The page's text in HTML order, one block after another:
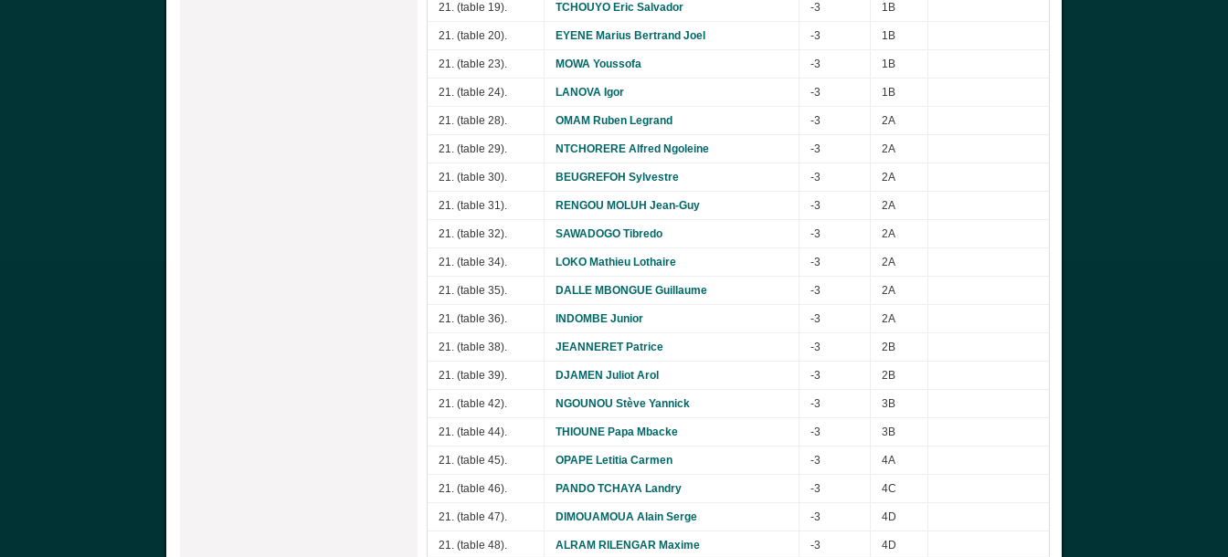
21. (table 19). TCHOUYO Eric Salvador -3 1B
21. (table 20). EYENE Marius Bertrand Joel -3 1B
21. (table 23). MOWA Youssofa -3 1B
21. (table 24). LANOVA Igor -3 1B
21. (table 28). OMAM Ruben Legrand -3 2A
21. (table 29). NTCHORERE Alfred Ngoleine -3 2A
21. (table 30). BEUGREFOH Sylvestre -3 2A
21. (table 31). RENGOU MOLUH Jean-Guy -3 2A
21. (table 32). SAWADOGO Tibredo -3 2A
21. (table 34). LOKO Mathieu Lothaire -3 2A
21. (table 35). DALLE MBONGUE Guillaume -3 2A
21. (table 36). INDOMBE Junior -3 2A
21. (table 38). JEANNERET Patrice -3 2B
21. (table 39). DJAMEN Juliot Arol -3 2B
21. (table 42). NGOUNOU Stève Yannick -3 3B
21. (table 44). THIOUNE Papa Mbacke -3 3B
21. (table 45). OPAPE Letitia Carmen -3 4A
21. (table 46). PANDO TCHAYA Landry -3 4C
21. (table 47). DIMOUAMOUA Alain Serge -3 4D
21. (table 48). ALRAM RILENGAR Maxime -3 4D